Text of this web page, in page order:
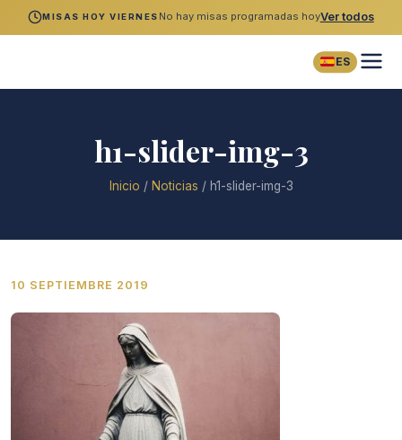
MISAS HOY VIERNES No hay misas programadas hoyVer todos
ES
h1-slider-img-3
Inicio / Noticias / h1-slider-img-3
10 SEPTIEMBRE 2019